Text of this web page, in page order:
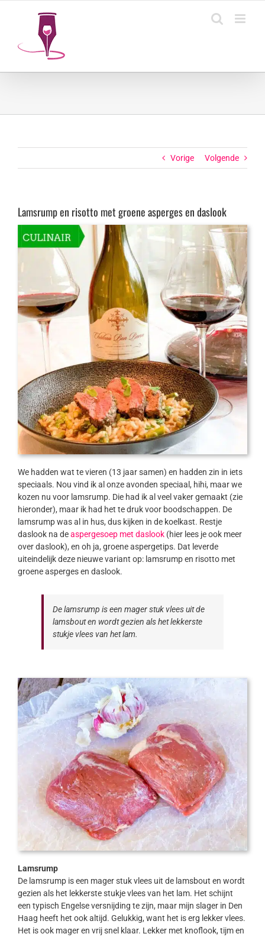
Vorige Volgende
Lamsrump en risotto met groene asperges en daslook
We hadden wat te vieren (13 jaar samen) en hadden zin in iets
speciaals. Nou vind ik al onze avonden speciaal, hihi, maar we
kozen nu voor lamsrump. Die had ik al veel vaker gemaakt (zie
hieronder), maar ik had het te druk voor boodschappen. De
lamsrump was al in hus, dus kijken in de koelkast. Restje
daslook na deaspergesoep met daslook(hier lees je ook meer
over daslook), en oh ja, groene aspergetips. Dat leverde
uiteindelijk deze nieuwe variant op: lamsrump en risotto met
groene asperges en daslook.
De lamsrump is een mager stuk vlees uit de
lamsbout en wordt gezien als het lekkerste
stukje vlees van het lam.
Lamsrump
De lamsrump is een mager stuk vlees uit de lamsbout en wordt
gezien als het lekkerste stukje vlees van het lam. Het schijnt
een typisch Engelse versnijding te zijn, maar mijn slager in Den
Haag heeft het ook altijd. Gelukkig, want het is erg lekker vlees.
Het is ook mager en vrij snel klaar. Lekker met knoflook, tijm en